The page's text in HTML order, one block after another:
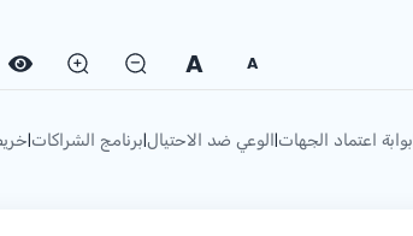
A
A
بوابة اعتماد الجهات|الوعي ضد الاحتيال|برنامج الشراكات|